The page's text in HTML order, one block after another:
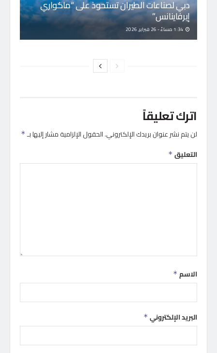
دبي لصناعات الطيران تستحوذ على “ماكواري
إيرفاينانس”
اترك تعليقاً
لن يتم نشر عنوان بريدك الإلكتروني.الحقول الإلزامية مشار إليها بـ *
التعليق *
الاسم *
البريد الإلكتروني *